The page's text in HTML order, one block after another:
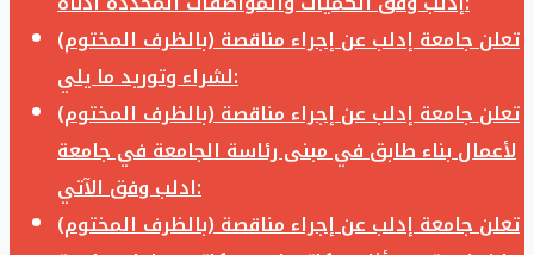
تعلن جامعة إدلب عن إجراء مناقصة (بالظرف المختوم)
لشراء وتوريد ما يلي:
تعلن جامعة إدلب عن إجراء مناقصة (بالظرف المختوم)
لأعمال بناء طابق في مبنى رئاسة الجامعة في جامعة
ادلب وفق الآتي:
تعلن جامعة إدلب عن إجراء مناقصة (بالظرف المختوم)